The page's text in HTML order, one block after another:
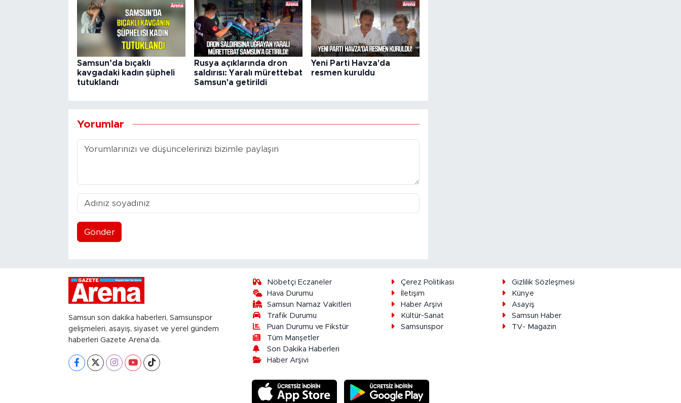
Samsun’da bıçaklı
kavgadaki kadın şüpheli
tutuklandı
Rusya açıklarında dron
saldırısı: Yaralı mürettebat
Samsun'a getirildi
Yeni Parti Havza'da
resmen kuruldu
Yorumlar
Gönder
Samsun son dakika haberleri, Samsunspor
gelişmeleri, asayiş, siyaset ve yerel gündem
haberleri Gazete Arena’da.
Nöbetçi Eczaneler
Hava Durumu
Samsun Namaz Vakitleri
Trafik Durumu
Puan Durumu ve Fikstür
Tüm Manşetler
Son Dakika Haberleri
Haber Arşivi
Çerez Politikası
Gizlilik Sözleşmesi
İletişim
Künye
Haber Arşivi
Asayiş
Kültür-Sanat
Samsun Haber
Samsunspor
TV- Magazin